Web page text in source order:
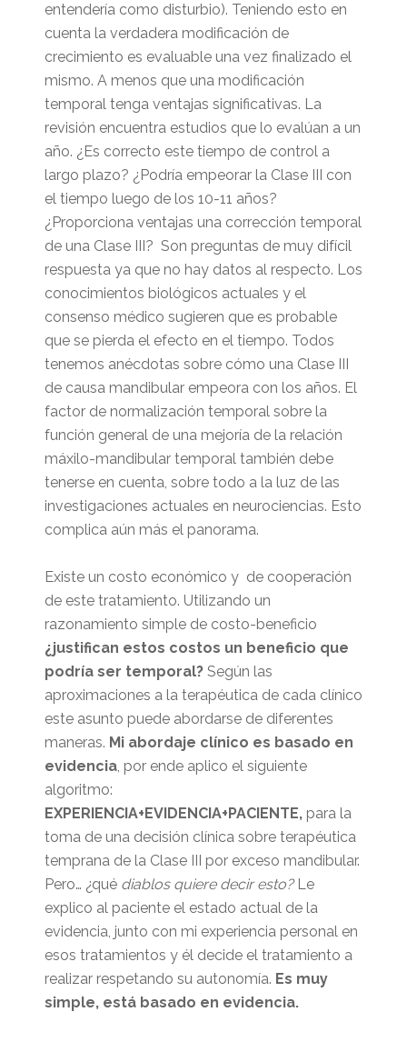
entendería como disturbio). Teniendo esto en
cuenta la verdadera modificación de
crecimiento es evaluable una vez finalizado el
mismo. A menos que una modificación
temporal tenga ventajas significativas. La
revisión encuentra estudios que lo evalúan a un
año. ¿Es correcto este tiempo de control a
largo plazo? ¿Podría empeorar la Clase III con
el tiempo luego de los 10-11 años?
¿Proporciona ventajas una corrección temporal
de una Clase III? Son preguntas de muy difícil
respuesta ya que no hay datos al respecto. Los
conocimientos biológicos actuales y el
consenso médico sugieren que es probable
que se pierda el efecto en el tiempo. Todos
tenemos anécdotas sobre cómo una Clase III
de causa mandibular empeora con los años. El
factor de normalización temporal sobre la
función general de una mejoría de la relación
máxilo-mandibular temporal también debe
tenerse en cuenta, sobre todo a la luz de las
investigaciones actuales en neurociencias. Esto
complica aún más el panorama.
Existe un costo económico y de cooperación
de este tratamiento. Utilizando un
razonamiento simple de costo-beneficio
¿justifican estos costos un beneficio que
podría ser temporal? Según las
aproximaciones a la terapéutica de cada clínico
este asunto puede abordarse de diferentes
maneras. Mi abordaje clínico es basado en
evidencia, por ende aplico el siguiente
algoritmo:
EXPERIENCIA+EVIDENCIA+PACIENTE, para la
toma de una decisión clínica sobre terapéutica
temprana de la Clase III por exceso mandibular.
Pero… ¿quédiablos quiere decir esto? Le
explico al paciente el estado actual de la
evidencia, junto con mi experiencia personal en
esos tratamientos y él decide el tratamiento a
realizar respetando su autonomía. Es muy
simple, está basado en evidencia.